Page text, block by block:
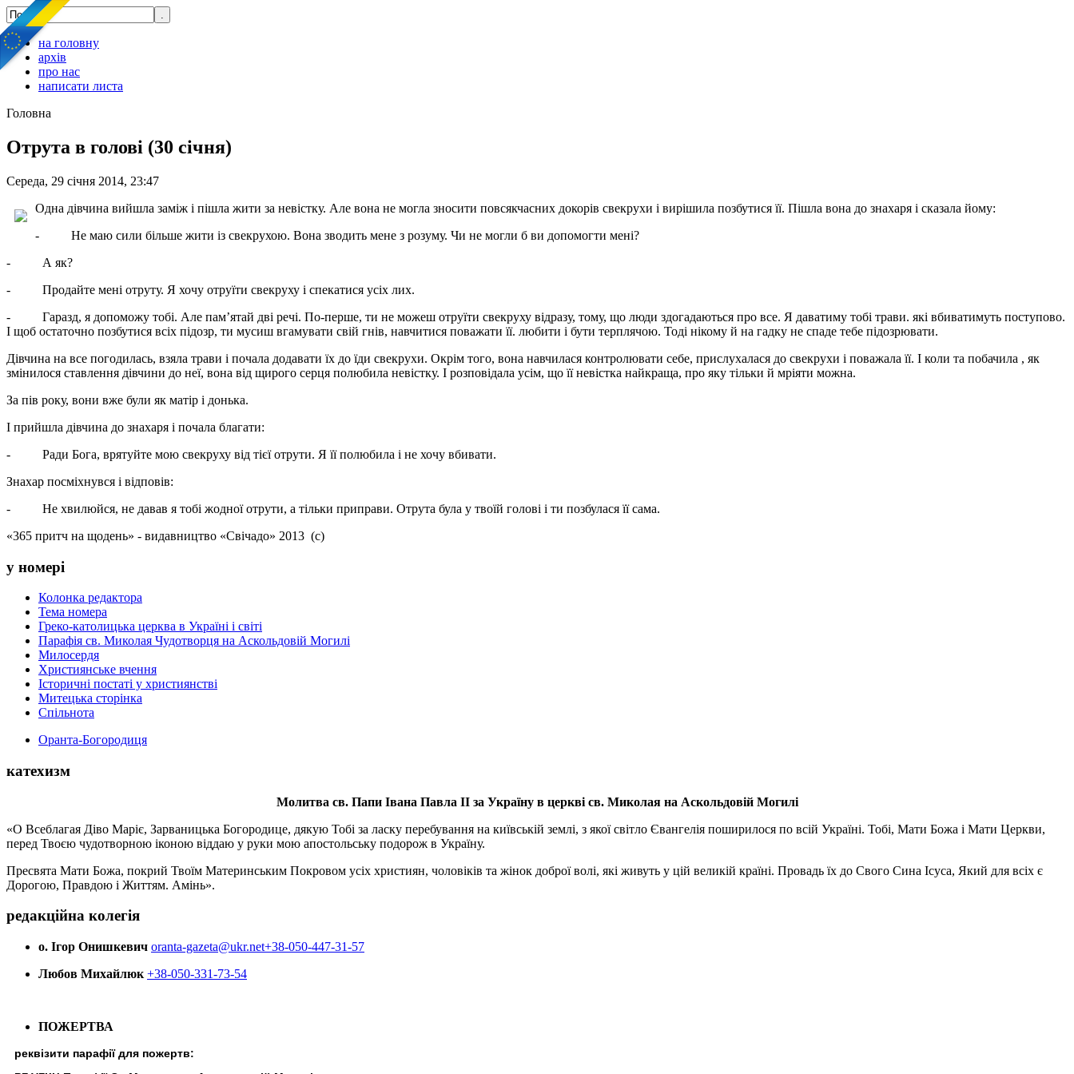
на головну
архів
про нас
написати листа
Головна
Отрута в голові (30 січня)
Середа, 29 січня 2014, 23:47
Одна дівчина вийшла заміж і пішла жити за невістку. Але вона не могла зносити повсякчасних докорів свекрухи і вирішила позбутися її. Пішла вона до знахаря і сказала йому:
- Не маю сили більше жити із свекрухою. Вона зводить мене з розуму. Чи не могли б ви допомогти мені?
- А як?
- Продайте мені отруту. Я хочу отруїти свекруху і спекатися усіх лих.
- Гаразд, я допоможу тобі. Але пам’ятай дві речі. По-перше, ти не можеш отруїти свекруху відразу, тому, що люди здогадаються про все. Я даватиму тобі трави. які вбиватимуть поступово.
І щоб остаточно позбутися всіх підозр, ти мусиш вгамувати свій гнів, навчитися поважати її. любити і бути терплячою. Тоді нікому й на гадку не спаде тебе підозрювати.
Дівчина на все погодилась, взяла трави і почала додавати їх до їди свекрухи. Окрім того, вона навчилася контролювати себе, прислухалася до свекрухи і поважала її. І коли та побачила , як
змінилося ставлення дівчини до неї, вона від щирого серця полюбила невістку. І розповідала усім, що її невістка найкраща, про яку тільки й мріяти можна.
За пів року, вони вже були як матір і донька.
І прийшла дівчина до знахаря і почала благати:
- Ради Бога, врятуйте мою свекруху від тієї отрути. Я її полюбила і не хочу вбивати.
Знахар посміхнувся і відповів:
- Не хвилюйся, не давав я тобі жодної отрути, а тільки приправи. Отрута була у твоїй голові і ти позбулася її сама.
«365 притч на щодень» - видавництво «Свічадо» 2013 (с)
у номері
Колонка редактора
Тема номера
Греко-католицька церква в Україні і світі
Парафія св. Миколая Чудотворця на Аскольдовій Могилі
Милосердя
Християнське вчення
Історичні постаті у християнстві
Митецька сторінка
Спільнота
Оранта-Богородиця
катехизм
Молитва св. Папи Івана Павла ІІ за Україну в церкві св. Миколая на Аскольдовій Могилі
«О Всеблагая Діво Маріє, Зарваницька Богородице, дякую Тобі за ласку перебування на київській землі, з якої світло Євангелія поширилося по всій Україні. Тобі, Мати Божа і Мати Церкви,
перед Твоєю чудотворною іконою віддаю у руки мою апостольську подорож в Україну.
Пресвята Мати Божа, покрий Твоїм Материнським Покровом усіх християн, чоловіків та жінок доброї волі, які живуть у цій великій країні. Провадь їх до Свого Сина Ісуса, Який для всіх є
Дорогою, Правдою і Життям. Амінь».
редакційна колегія
о. Ігор Онишкевич oranta-gazeta@ukr.net+38-050-447-31-57
Любов Михайлюк +38-050-331-73-54
ПОЖЕРТВА
реквізити парафії для пожертв: